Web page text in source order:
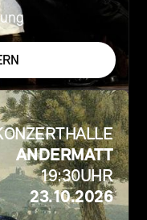
ANDERMATT
19:30UHR
23.10.2026